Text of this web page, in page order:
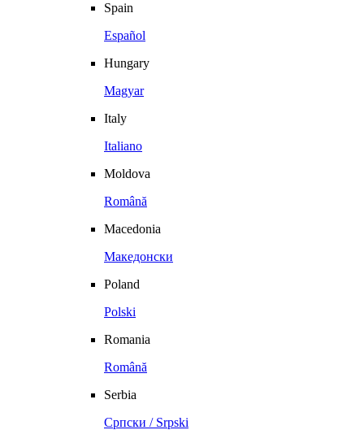
Spain
Español
Hungary
Magyar
Italy
Italiano
Moldova
Română
Macedonia
Македонски
Poland
Polski
Romania
Română
Serbia
Српски / Srpski